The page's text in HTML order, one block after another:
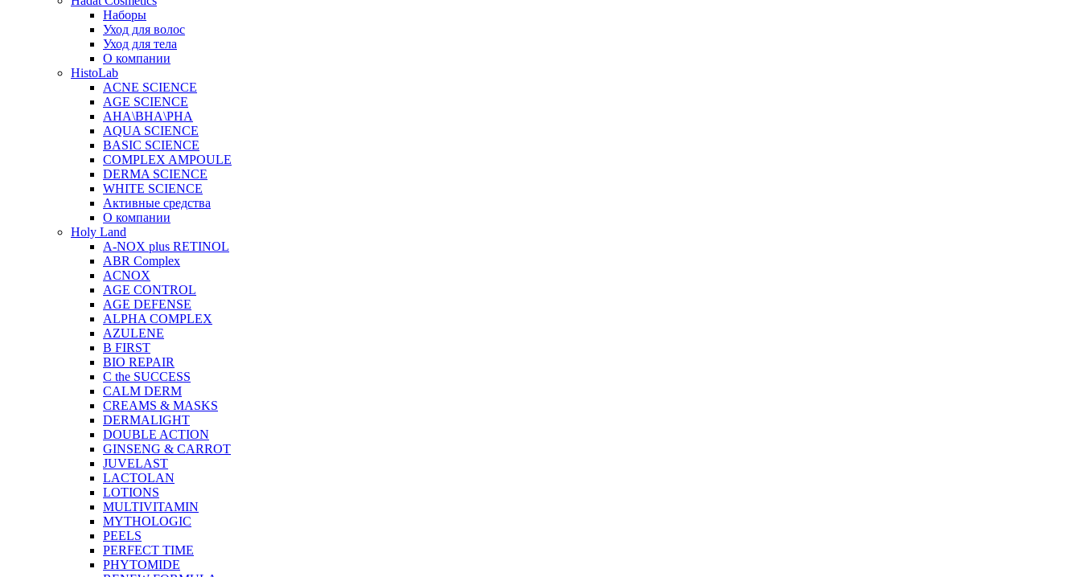
Наборы
Уход для волос
Уход для тела
О компании
HistoLab
ACNE SCIENCE
AGE SCIENCE
AHA\BHA\PHA
AQUA SCIENCE
BASIC SCIENCE
COMPLEX AMPOULE
DERMA SCIENCE
WHITE SCIENCE
Активные средства
О компании
Holy Land
A-NOX plus RETINOL
ABR Complex
ACNOX
AGE CONTROL
AGE DEFENSE
ALPHA COMPLEX
AZULENE
B FIRST
BIO REPAIR
C the SUCCESS
CALM DERM
CREAMS & MASKS
DERMALIGHT
DOUBLE ACTION
GINSENG & CARROT
JUVELAST
LACTOLAN
LOTIONS
MULTIVITAMIN
MYTHOLOGIC
PEELS
PERFECT TIME
PHYTOMIDE